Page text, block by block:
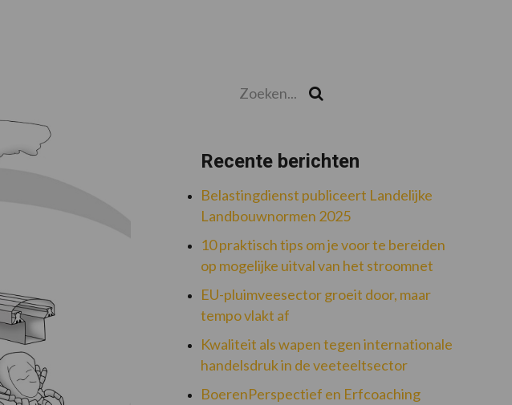
Recente berichten
Belastingdienst publiceert Landelijke
Landbouwnormen 2025
10 praktisch tips om je voor te bereiden
op mogelijke uitval van het stroomnet
EU-pluimveesector groeit door, maar
tempo vlakt af
Kwaliteit als wapen tegen internationale
handelsdruk in de veeteeltsector
BoerenPerspectief en Erfcoaching